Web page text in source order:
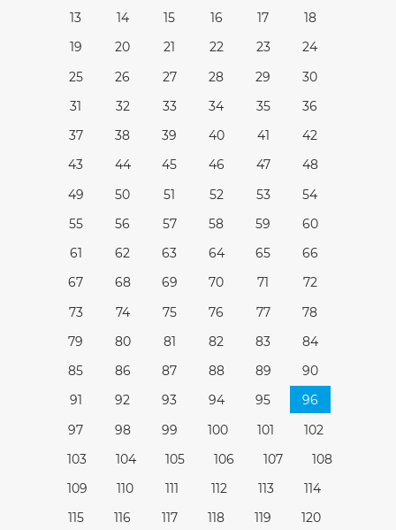
13
14 15 16 17
18
19
20 21 22 23
24
25
26 27 28 29
30
31
32 33 34 35
36
37
38 39 40 41
42
43
44 45 46 47
48
49
50 51 52 53
54
55
56 57 58 59
60
61
62 63 64 65
66
67
68 69 70 71
72
73
74 75 76 77
78
79
80 81 82 83
84
85
86 87 88 89
90
91
92 93 94 95
96
97
98 99 100 101
102
103
104 105 106 107
108
109
110 111 112 113
114
115
116 117 118 119 120